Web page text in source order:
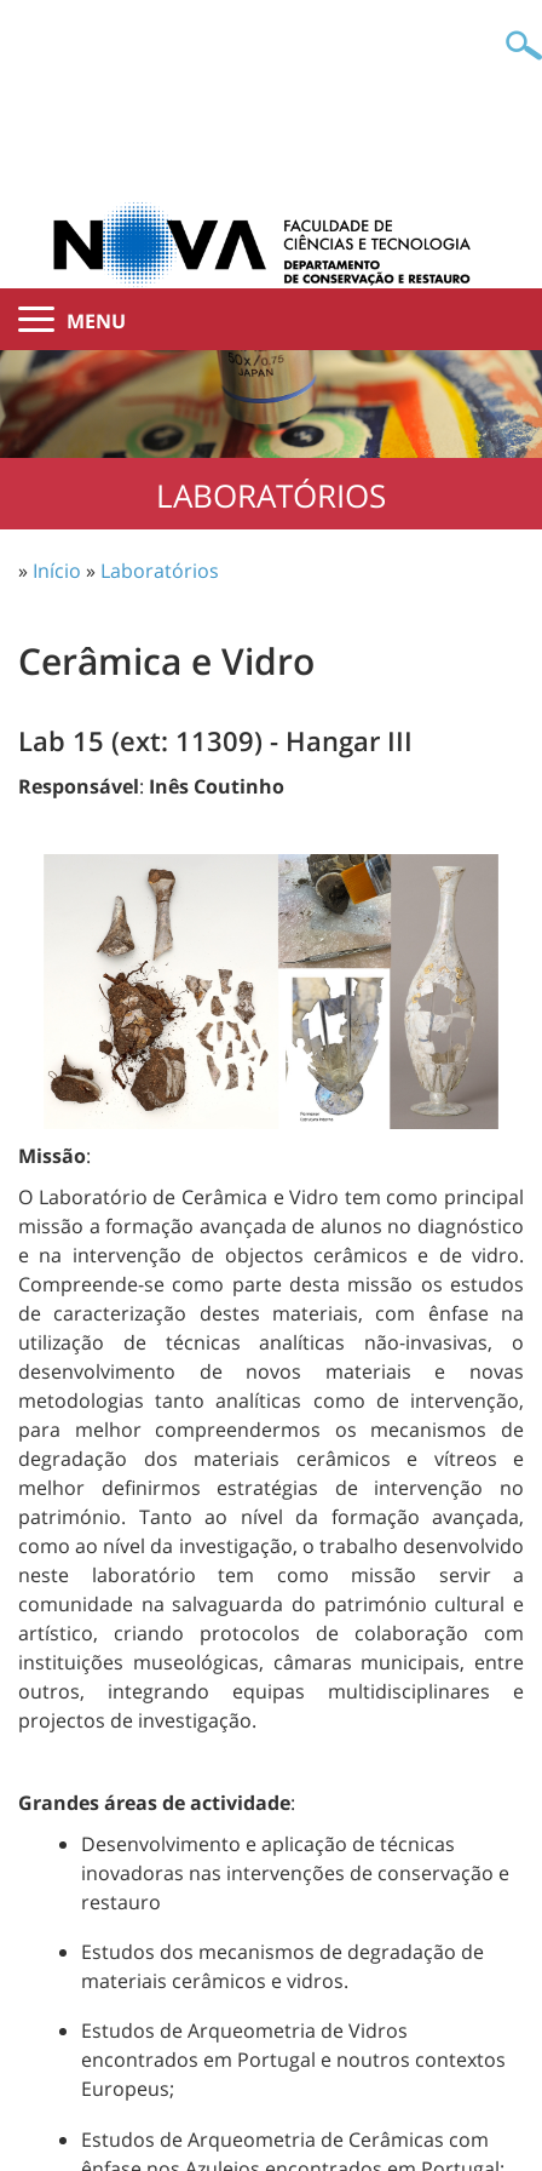
MENU
LABORATÓRIOS
» Início » Laboratórios
Cerâmica e Vidro
Lab 15 (ext: 11309) - Hangar III
Responsável: Inês Coutinho
Missão:
O Laboratório de Cerâmica e Vidro tem como principal
missão a formação avançada de alunos no diagnóstico
e na intervenção de objectos cerâmicos e de vidro.
Compreende-se como parte desta missão os estudos
de caracterização destes materiais, com ênfase na
utilização de técnicas analíticas não-invasivas, o
desenvolvimento de novos materiais e novas
metodologias tanto analíticas como de intervenção,
para melhor compreendermos os mecanismos de
degradação dos materiais cerâmicos e vítreos e
melhor definirmos estratégias de intervenção no
património. Tanto ao nível da formação avançada,
como ao nível da investigação, o trabalho desenvolvido
neste laboratório tem como missão servir a
comunidade na salvaguarda do património cultural e
artístico, criando protocolos de colaboração com
instituições museológicas, câmaras municipais, entre
outros, integrando equipas multidisciplinares e
projectos de investigação.
Grandes áreas de actividade:
Desenvolvimento e aplicação de técnicas
inovadoras nas intervenções de conservação e
restauro
Estudos dos mecanismos de degradação de
materiais cerâmicos e vidros.
Estudos de Arqueometria de Vidros
encontrados em Portugal e noutros contextos
Europeus;
Estudos de Arqueometria de Cerâmicas com